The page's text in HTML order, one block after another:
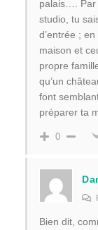
palais…. Par
studio, tu
d’entrée ;
maison et
propre
qu’un
font
préparer ta
0
Bien dit,